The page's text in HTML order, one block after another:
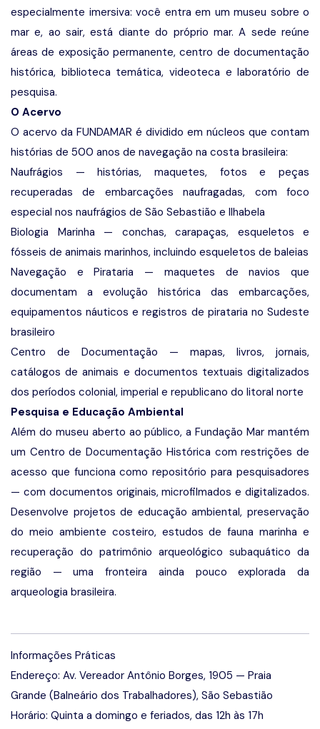
especialmente imersiva: você entra em um museu sobre o
mar e, ao sair, está diante do próprio mar. A sede reúne
áreas de exposição permanente, centro de documentação
histórica, biblioteca temática, videoteca e laboratório de
pesquisa.
O Acervo
O acervo da FUNDAMAR é dividido em núcleos que contam
histórias de 500 anos de navegação na costa brasileira:
Naufrágios — histórias, maquetes, fotos e peças
recuperadas de embarcações naufragadas, com foco
especial nos naufrágios de São Sebastião e Ilhabela
Biologia Marinha — conchas, carapaças, esqueletos e
fósseis de animais marinhos, incluindo esqueletos de baleias
Navegação e Pirataria — maquetes de navios que
documentam a evolução histórica das embarcações,
equipamentos náuticos e registros de pirataria no Sudeste
brasileiro
Centro de Documentação — mapas, livros, jornais,
catálogos de animais e documentos textuais digitalizados
dos períodos colonial, imperial e republicano do litoral norte
Pesquisa e Educação Ambiental
Além do museu aberto ao público, a Fundação Mar mantém
um Centro de Documentação Histórica com restrições de
acesso que funciona como repositório para pesquisadores
— com documentos originais, microfilmados e digitalizados.
Desenvolve projetos de educação ambiental, preservação
do meio ambiente costeiro, estudos de fauna marinha e
recuperação do patrimônio arqueológico subaquático da
região — uma fronteira ainda pouco explorada da
arqueologia brasileira.
Informações Práticas
Endereço: Av. Vereador Antônio Borges, 1905 — Praia
Grande (Balneário dos Trabalhadores), São Sebastião
Horário: Quinta a domingo e feriados, das 12h às 17h